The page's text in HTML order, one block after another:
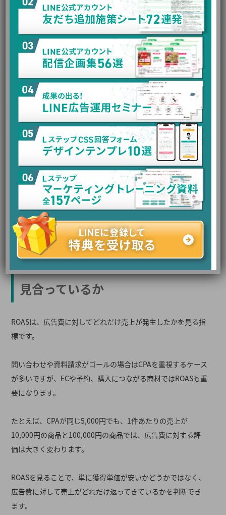
・CTR
・CVR
・ターゲティング
・クリエイティブ
・フォーム導線
・商品やサービスの単価
たとえば、CPCが高くてもCVRが高ければCPAは抑えられる場
合があります。逆に、CPCが安くてもCVRが低ければCPAは悪
化します。
そのため、CPAを改善するには「広告費を下げる」だけでな
く、クリック率・クリック単価・コンバージョン率を分解し
て確認することが重要です。
⑥ ROAS｜売上に対して広告費が
見合っているか
ROASは、広告費に対してどれだけ売上が発生したかを見る指
標です。
問い合わせや資料請求がゴールの場合はCPAを重視するケース
が多いですが、ECや予約、購入につながる商材ではROASも重
要になります。
たとえば、CPAが同じ5,000円でも、1件あたりの売上が
10,000円の商品と100,000円の商品では、広告費に対する評
価は大きく変わります。
ROASを見ることで、単に獲得単価が安いかどうかではなく、
広告費に対して売上がどれだけ返ってきているかを判断でき
ます。